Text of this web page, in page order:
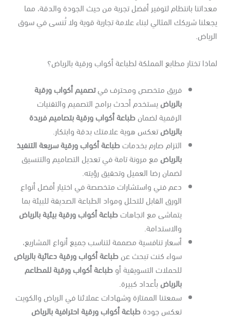
بانتظام لتوفير أفضل تجربة من حيث الجودة والدقة، مما
شريكك المثالي لبناء علامة تجارية قوية ولا تُنسى في سوق
تختار مطابع المملكة لطباعة أكواب ورقية بالرياض؟
فريق متخصص ومحترف في تصميم أكواب ورقية
بالرياضيستخدم أحدث برامج التصميم والتقنيات
الرقمية لضمانطباعة أكواب ورقية بتصاميم فريدة
بالرياضتعكس هوية علامتك بدقة وابتكار.
التزام صارم بخدماتطباعة أكواب ورقية سريعة التنفيذ
بالرياضمع مرونة تامة في تعديل التصاميم والتنسيق
لضمان رضا العميل وتحقيق رؤيته.
دعم فني واستشارات متخصصة في اختيار أفضل أنواع
الورق القابل للتحلل ومواد الطباعة الصديقة للبيئة بما
يتماشى مع اتجاهاتطباعة أكواب ورقية بيئية بالرياض
والاستدامة.
أسعار تنافسية مصممة لتناسب جميع أنواع المشاريع،
سواء كنت تبحث عنطباعة أكواب ورقية دعائية بالرياض
للحملات التسويقية أوطباعة أكواب ورقية للمطاعم
بالرياضبأعداد كبيرة.
سمعتنا الممتازة وشهادات عملائنا في الرياض والكويت
تعكس جودةطباعة أكواب ورقية احترافية بالرياض